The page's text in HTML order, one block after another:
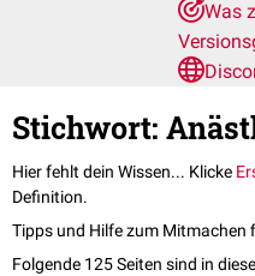
Was
Stichwort:
Hier fehlt dein Wissen... Klicke
Definition.
Tipps und Hilfe zum Mitmachen
Folgende 125 Seiten sind in